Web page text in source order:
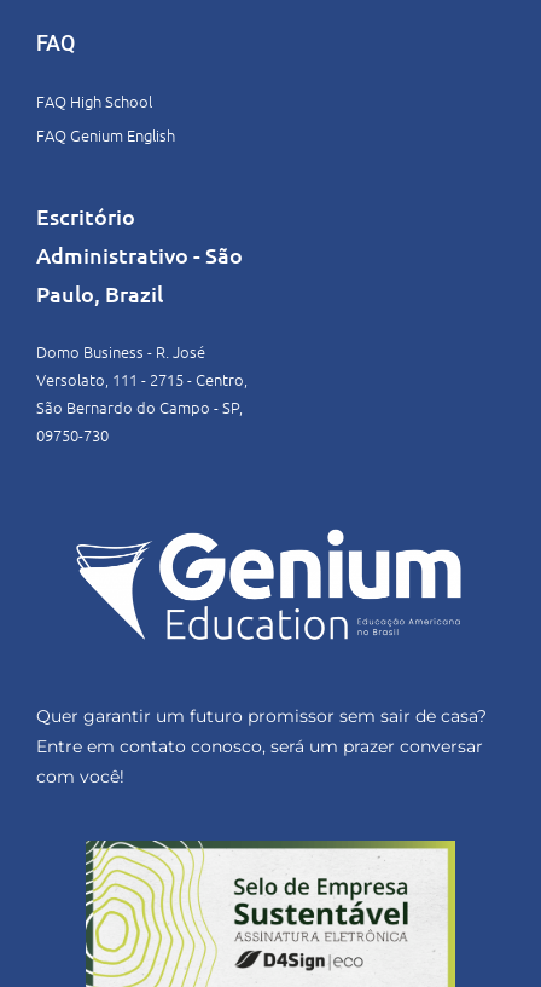
FAQ
FAQ High School
FAQ Genium English
Escritório
Administrativo - São
Paulo, Brazil
Domo Business - R. José
Versolato, 111 - 2715 - Centro,
São Bernardo do Campo - SP,
09750-730
Quer garantir um futuro promissor sem sair de casa?
Entre em contato conosco, será um prazer conversar
com você!